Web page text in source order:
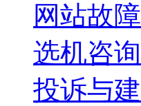
网站故
选机咨询
投诉与